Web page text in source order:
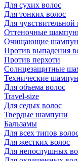
Для сухих волос
Для тонких волос
Для чувствительной
Оттеночные
Очищающие
Против выпадения
Против перхоти
Солнцезащитные
Технические
Для объема волос
Travel-size
Для седых волос
Твердые шампуни
Бальзамы
Для всех типов
Для жестких волос
Для непослушных